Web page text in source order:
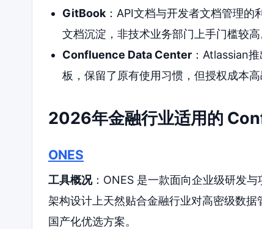
GitBook：API文档与开发者文档管理的
文档沉淀，非技术业务部门上手门槛较高
Confluence Data Center：Atlassian
板，保留了原有使用习惯，但授权成本
2026年金融行业适用的
ONES
工具概况：ONES 是一款面向企业级研发
架构设计上天然贴合金融行业对高密级数
国产化优选方案。